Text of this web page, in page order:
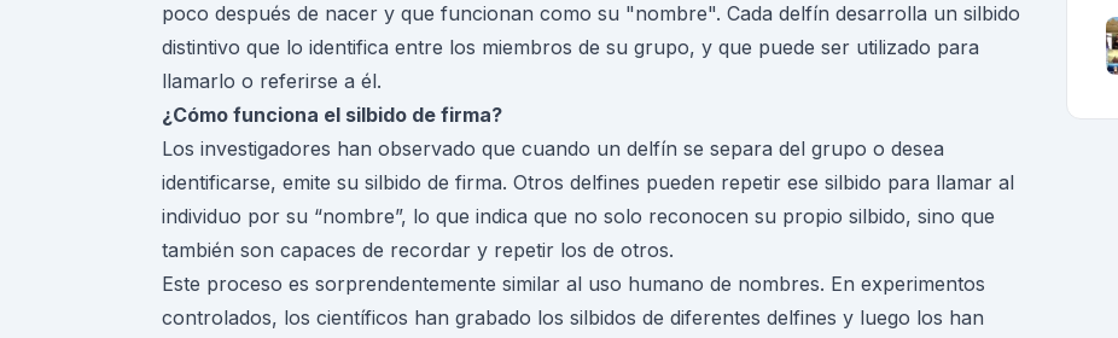
poco después de nacer y que funcionan como su "nombre". Cada delfín desarrolla un silbido
distintivo que lo identifica entre los miembros de su grupo, y que puede ser utilizado para
llamarlo o referirse a él.
¿Cómo funciona el silbido de firma?
Los investigadores han observado que cuando un delfín se separa del grupo o desea
identificarse, emite su silbido de firma. Otros delfines pueden repetir ese silbido para llamar al
individuo por su “nombre”, lo que indica que no solo reconocen su propio silbido, sino que
también son capaces de recordar y repetir los de otros.
Este proceso es sorprendentemente similar al uso humano de nombres. En experimentos
controlados, los científicos han grabado los silbidos de diferentes delfines y luego los han